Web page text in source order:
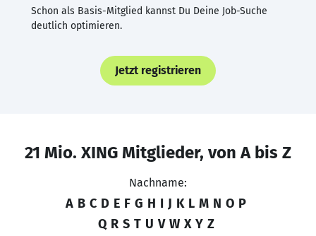
Schon als Basis-Mitglied kannst Du Deine Job-Suche
deutlich optimieren.
Jetzt registrieren
21 Mio. XING Mitglieder, von A bis Z
Nachname:
A B C D E F G H I J K L M N O P
Q R S T U V W X Y Z